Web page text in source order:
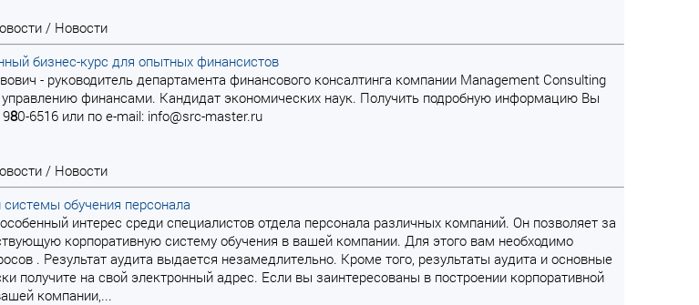
/ Новости
бизнес-курс для опытных финансистов
- руководитель департамента финансового консалтинга компании Management Consulting
управлению финансами. Кандидат экономических наук. Получить подробную информацию Вы
80-6516 или по e-mail: info@src-master.ru
/ Новости
обучения персонала
интерес среди специалистов отдела персонала различных компаний. Он позволяет за
корпоративную систему обучения в вашей компании. Для этого вам необходимо
. Результат аудита выдается незамедлительно. Кроме того, результаты аудита и основные
получите на свой электронный адрес. Если вы заинтересованы в построении корпоративной
компании,...